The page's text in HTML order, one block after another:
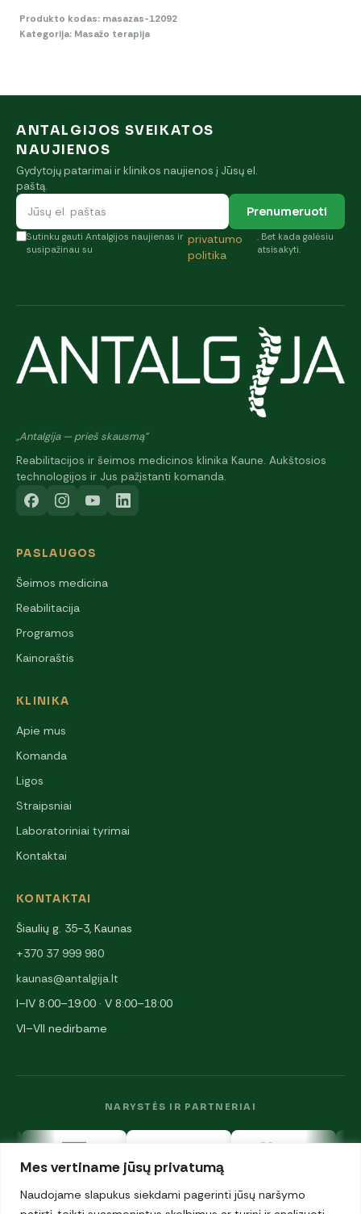
Mes vertiname jūsų privatumą
Naudojame slapukus siekdami pagerinti jūsų naršymo
masažas
Produkto kodas: masazas-12092
Kategorija: Masažo terapija
ANTALGIJOS SVEIKATOS
NAUJIENOS
Gydytojų patarimai ir klinikos naujienos į Jūsų el.
paštą.
Prenumeruoti
Sutinku gauti Antalgijos naujienas ir
susipažinau su
privatumo
politika
. Bet kada galėsiu
atsisakyti.
„Antalgija — prieš skausmą"
Reabilitacijos ir šeimos medicinos klinika Kaune. Aukštosios
technologijos ir Jus pažįstanti komanda.
PASLAUGOS
Šeimos medicina
Reabilitacija
Programos
Kainoraštis
KLINIKA
Apie mus
Komanda
Ligos
Straipsniai
Laboratoriniai tyrimai
Kontaktai
KONTAKTAI
Šiaulių g. 35-3, Kaunas
+370 37 999 980
kaunas@antalgija.lt
I–IV 8:00–19:00 · V 8:00–18:00
VI–VII nedirbame
NARYSTĖS IR PARTNERIAI